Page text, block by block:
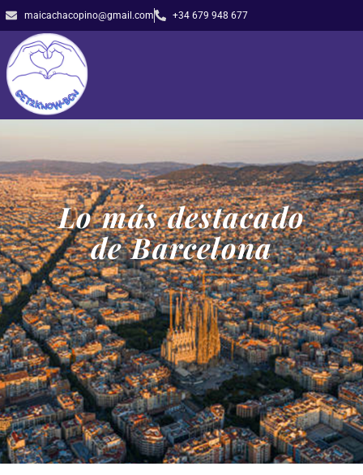
maicachacopino@gmail.com +34 679 948 677
Lo más destacado
de Barcelona